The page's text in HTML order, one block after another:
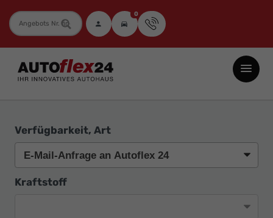
Fahrzeugnummer 0
Autoflex24
GmbH
Neuwagen
Jahreswagen
und
Gebrauchtwagen
Verfügbarkeit, Art
Kraftstoff